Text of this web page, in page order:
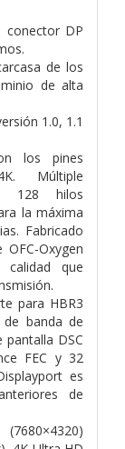
conector DP
de los
de alta
1.0, 1.1
los pines
Múltiple
128 hilos
la máxima
Fabricado
Oxygen
que
para HBR3
banda de
DSC
FEC y 32
es
de